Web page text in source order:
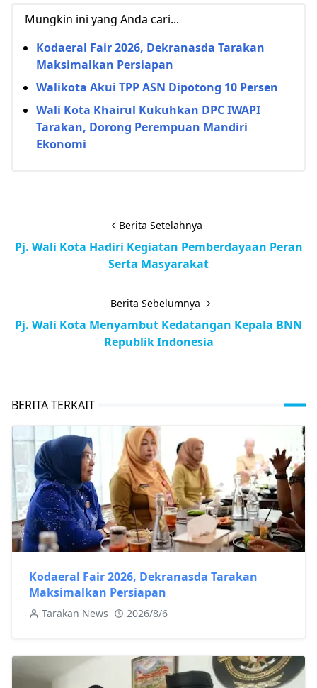
Mungkin ini yang Anda cari...
Kodaeral Fair 2026, Dekranasda Tarakan
Maksimalkan Persiapan
Walikota Akui TPP ASN Dipotong 10 Persen
Wali Kota Khairul Kukuhkan DPC IWAPI
Tarakan, Dorong Perempuan Mandiri
Ekonomi
Berita Setelahnya
Pj. Wali Kota Hadiri Kegiatan Pemberdayaan Peran
Serta Masyarakat
Berita Sebelumnya
Pj. Wali Kota Menyambut Kedatangan Kepala BNN
Republik Indonesia
BERITA TERKAIT
Kodaeral Fair 2026, Dekranasda Tarakan
Maksimalkan Persiapan
Tarakan News 2026/8/6